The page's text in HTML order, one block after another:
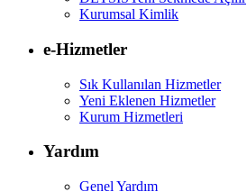
Kurumsal Kimlik
e-Hizmetler
Sık Kullanılan Hizmetler
Yeni Eklenen Hizmetler
Kurum Hizmetleri
Yardım
Genel Yardım